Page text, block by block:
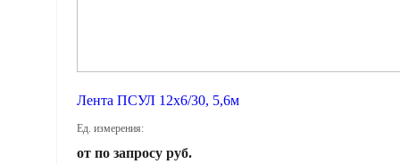
Лента ПСУЛ 12х6/30, 5,6м
Ед. измерения:
от по запросу руб.